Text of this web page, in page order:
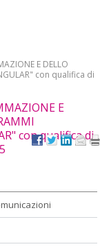
E DELLO
con qualifica di
E
con qualifica di